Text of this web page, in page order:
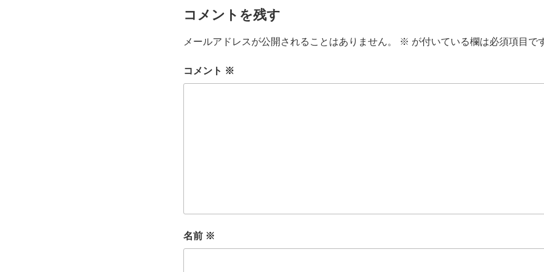
コメントを残す
メールアドレスが公開されることはありません。 ※ が付いている欄は必須項目で
コメント ※
名前 ※